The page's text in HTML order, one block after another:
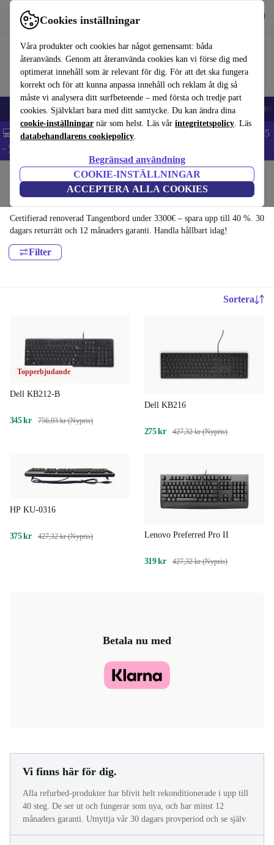
Cookies inställningar
Våra produkter och cookies har något gemensamt: båda
återanvänds. Genom att återanvända cookies kan vi förse dig med
optimerat innehåll som är relevant för dig. För att det ska fungera
korrekt och för att kunna anpassa innehåll och reklam åt dig så
måste vi analysera ditt surfbeteende – med första och tredje part
cookies. Självklart bara med ditt samtycke. Du kan ändra dina
cookie-inställningar när som helst. Läs vår integritetspolicy. Läs
databehandlarens cookiepolicy.
Begränsad användning
COOKIE-INSTÄLLNINGAR
ACCEPTERA ALLA COOKIES
Använd refurbed snabbt och enkelt
🎒 Back to school Mobiltelefoner Bärbara datorer Surfplattor
💻 Extra 5% rabatt på alla MacBooks och laptops - Code: LAPTOP5
- Villkor
Tillbehör Tillbehör för datorer
Tangentbord:
Certifierad renoverad Tangentbord under 3300€ – spara upp till 40 %. 30
dagars returrätt och 12 månaders garanti. Handla hållbart idag!
Filter
Sortera
Topperbjudande
Dell KB212-B
345 kr 756,03 kr (Nypris)
Dell KB216
275 kr 427,32 kr (Nypris)
HP KU-0316
375 kr 427,32 kr (Nypris) Lenovo Preferred Pro II
319 kr 427,32 kr (Nypris)
Betala nu med
Vi finns här för dig.
Alla refurbed-produkter har blivit helt rekonditionerade i upp till
40 steg. De ser ut och fungerar som nya, och har minst 12
månaders garanti. Utnyttja vår 30 dagars provperiod och se själv.